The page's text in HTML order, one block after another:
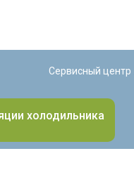
Сервисный центр
холодильника